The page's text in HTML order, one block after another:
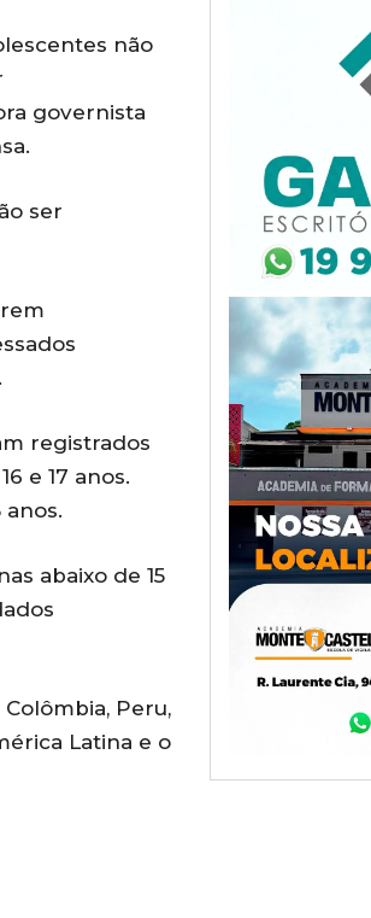
não
governista
ser
registrados
e 17 anos.
anos.
abaixo de 15
Peru,
Latina e o